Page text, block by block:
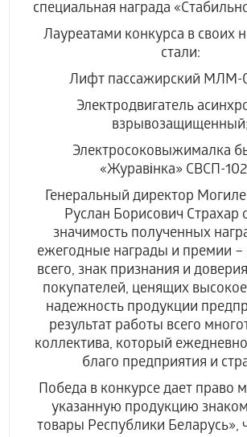
специальная награда
Лауреатами конкурса в своих
стали:
Лифт пассажирский МЛМ-
Электродвигатель
взрывозащищенный;
Электросоковыжималка
«Журавінка» СВСП-
Генеральный директор
Руслан Борисович Страхар
значимость полученных
ежегодные награды и премии –
всего, знак признания и
покупателей, ценящих
надежность продукции
результат работы всего
коллектива, который
благо предприятия и
Победа в конкурсе дает право
указанную продукцию
товары Республики Беларусь»,